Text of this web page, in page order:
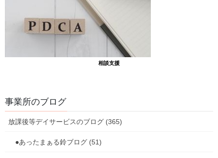
相談支援
事業所のブログ
放課後等デイサービスのブログ (365)
●あったまぁる鈴ブログ (51)